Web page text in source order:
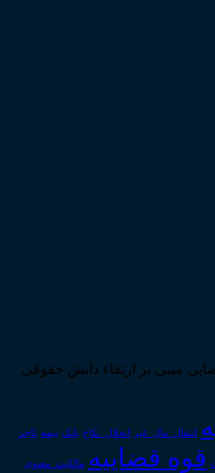
کلی دستگاه قضایی مبنی بر ارتقاء دانش حقوقی
انتقال_مال_غیر انحلال_نکاح بانک بیمه تاجر
قوه قضاییه مالکیت_معنوی